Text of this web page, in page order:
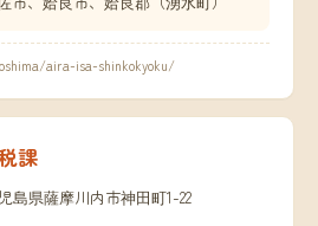
aira-isa-shinkokyoku/
課
島県薩摩川内市神田町1-22